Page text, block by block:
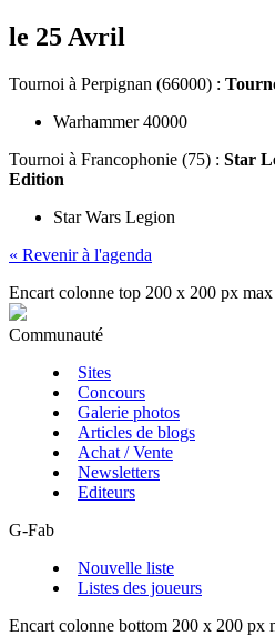
le 25 Avril
Tournoi à Perpignan (66000) :
Warhammer 40000
Tournoi à Francophonie (75) : Star
Edition
Star Wars Legion
« Revenir à l'agenda
Encart colonne top 200 x 200 px max
Communauté
Sites
Concours
Galerie photos
Articles de blogs
Achat / Vente
Newsletters
Editeurs
G-Fab
Nouvelle liste
Listes des joueurs
Encart colonne bottom 200 x 200 px